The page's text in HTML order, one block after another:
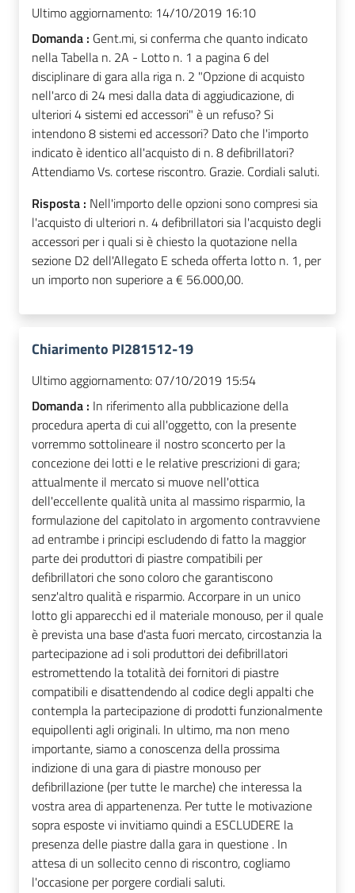
Ultimo aggiornamento: 14/10/2019 16:10
Domanda : Gent.mi, si conferma che quanto indicato
nella Tabella n. 2A - Lotto n. 1 a pagina 6 del
disciplinare di gara alla riga n. 2 "Opzione di acquisto
nell'arco di 24 mesi dalla data di aggiudicazione, di
ulteriori 4 sistemi ed accessori" è un refuso? Si
intendono 8 sistemi ed accessori? Dato che l'importo
indicato è identico all'acquisto di n. 8 defibrillatori?
Attendiamo Vs. cortese riscontro. Grazie. Cordiali saluti.
Risposta : Nell'importo delle opzioni sono compresi sia
l'acquisto di ulteriori n. 4 defibrillatori sia l'acquisto degli
accessori per i quali si è chiesto la quotazione nella
sezione D2 dell'Allegato E scheda offerta lotto n. 1, per
un importo non superiore a € 56.000,00.
Chiarimento PI281512-19
Ultimo aggiornamento:07/10/2019 15:54
Domanda : In riferimento alla pubblicazione della
procedura aperta di cui all'oggetto, con la presente
vorremmo sottolineare il nostro sconcerto per la
concezione dei lotti e le relative prescrizioni di gara;
attualmente il mercato si muove nell'ottica
dell'eccellente qualità unita al massimo risparmio, la
formulazione del capitolato in argomento contravviene
ad entrambe i principi escludendo di fatto la maggior
parte dei produttori di piastre compatibili per
defibrillatori che sono coloro che garantiscono
senz'altro qualità e risparmio. Accorpare in un unico
lotto gli apparecchi ed il materiale monouso, per il quale
è prevista una base d'asta fuori mercato, circostanzia la
partecipazione ad i soli produttori dei defibrillatori
estromettendo la totalità dei fornitori di piastre
compatibili e disattendendo al codice degli appalti che
contempla la partecipazione di prodotti funzionalmente
equipollenti agli originali. In ultimo, ma non meno
importante, siamo a conoscenza della prossima
indizione di una gara di piastre monouso per
defibrillazione (per tutte le marche) che interessa la
vostra area di appartenenza. Per tutte le motivazione
sopra esposte vi invitiamo quindi a ESCLUDERE la
presenza delle piastre dalla gara in questione . In
attesa di un sollecito cenno di riscontro, cogliamo
l'occasione per porgere cordiali saluti.